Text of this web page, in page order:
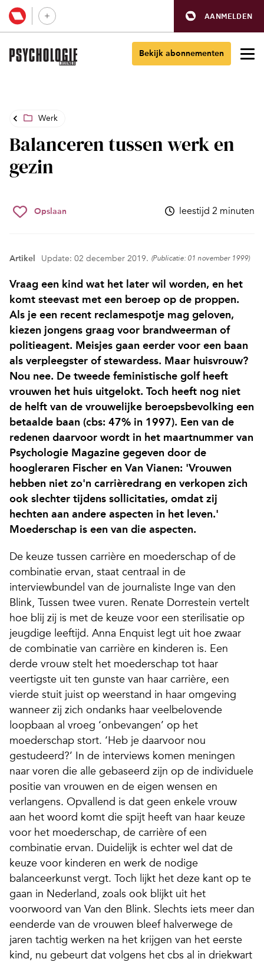
AANMELDEN
Bekijk abonnementen
Werk
Balanceren tussen werk en
gezin
Opslaan leestijd 2 minuten
Artikel Update: 02 december 2019. (Publicatie: 01 november 1999)
Vraag een kind wat het later wil worden, en het
komt steevast met een beroep op de proppen.
Als je een recent reclamespotje mag geloven,
kiezen jongens graag voor brandweerman of
politieagent. Meisjes gaan eerder voor een baan
als verpleegster of stewardess. Maar huisvrouw?
Nou nee. De tweede feministische golf heeft
vrouwen het huis uitgelokt. Toch heeft nog niet
de helft van de vrouwelijke beroepsbevolking een
betaalde baan (cbs: 47% in 1997). Een van de
redenen daarvoor wordt in het maartnummer van
Psychologie Magazine gegeven door de
hoogleraren Fischer en Van Vianen: 'Vrouwen
hebben niet zo'n carrièredrang en verkopen zich
ook slechter tijdens sollicitaties, omdat zij
hechten aan andere aspecten in het leven.'
Moederschap is een van die aspecten.
De keuze tussen carrière en moederschap of de
combinatie ervan, staat centraal in de
interviewbundel van de journaliste Inge van den
Blink, Tussen twee vuren. Renate Dorrestein vertelt
hoe blij zij is met de keuze voor een sterilisatie op
jeugdige leeftijd. Anna Enquist legt uit hoe zwaar
de combinatie van carrière en kinderen is. Een
derde vrouw stelt het moederschap tot haar
veertigste uit ten gunste van haar carrière, een
vierde stuit juist op weerstand in haar omgeving
wanneer zij zich ondanks haar veelbelovende
loopbaan al vroeg ‘onbevangen’ op het
moederschap stort. ‘Heb je daarvoor nou
gestudeerd?’ In de interviews komen meningen
naar voren die alle gebaseerd zijn op de individuele
positie van vrouwen en de eigen wensen en
verlangens. Opvallend is dat geen enkele vrouw
aan het woord komt die spijt heeft van haar keuze
voor het moederschap, de carrière of een
combinatie ervan. Duidelijk is echter wel dat de
keuze voor kinderen en werk de nodige
balanceerkunst vergt. Toch lijkt het deze kant op te
gaan in Nederland, zoals ook blijkt uit het
voorwoord van Van den Blink. Slechts iets meer dan
eenderde van de vrouwen bleef halverwege de
jaren tachtig werken na het krijgen van het eerste
kind, nu gebeurt dat volgens het cbs al in driekwart